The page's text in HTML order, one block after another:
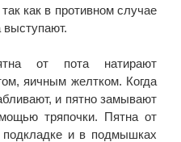
как в противном случае
от пота натирают
яичным желтком. Когда
и пятно замывают
тряпочки. Пятна от
и в подмышках